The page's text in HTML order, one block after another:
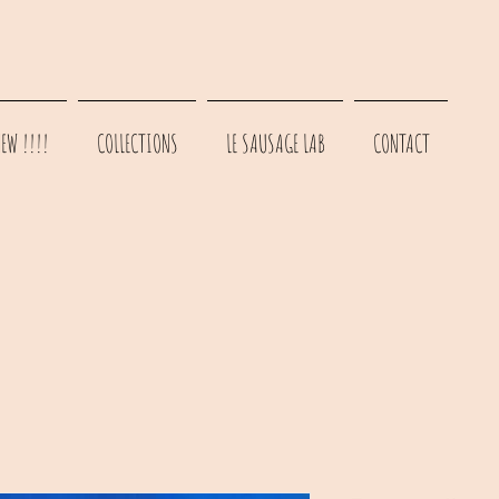
!!!! COLLECTIONS LE SAUSAGE LAB CONTACT